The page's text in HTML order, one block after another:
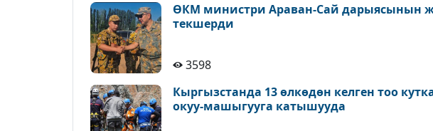
ӨКМ министри Араван-Сай дарыясынын
текшерди
3598
Кыргызстанда 13 өлкөдөн келген тоо
окуу-машыгууга катышууда